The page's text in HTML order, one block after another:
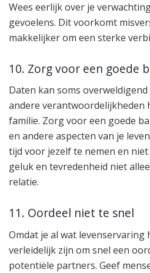
Wees eerlijk over je
gevoelens. Dit voorkomt
makkelijker om een sterke
10. Zorg voor een goede
Daten kan soms
andere verantwoordelijkheden
familie. Zorg voor een goede
en andere aspecten van je
tijd voor jezelf te nemen en
geluk en tevredenheid niet
relatie.
11. Oordeel niet te snel
Omdat je al wat levenservaring
verleidelijk zijn om snel een
potentiële partners. Geef